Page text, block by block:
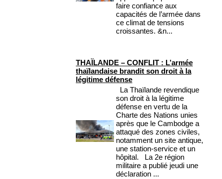
faire confiance aux
capacités de l’armée dans
ce climat de tensions
croissantes. &n...
THAÏLANDE – CONFLIT : L’armée
thaïlandaise brandit son droit à la
légitime défense
La Thaïlande revendique
son droit à la légitime
défense en vertu de la
Charte des Nations unies
après que le Cambodge a
attaqué des zones civiles,
notamment un site antique,
une station-service et un
hôpital. La 2e région
militaire a publié jeudi une
déclaration ...